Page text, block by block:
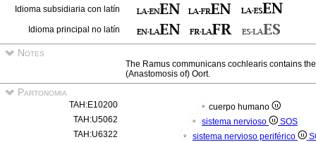
Idioma subsidiaria con latín
Idioma principal no latín
Notes
The Ramus communicans cochlearis contains
(Anastomosis of) Oort.
Partonomia
TAH:E10200
cuerpo humano
TAH:U5062
sistema nervioso
SOS
TAH:U6322
sistema nervioso periférico